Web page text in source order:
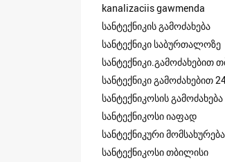
kanalizaciis gawmenda
სანტექნიკის გამოძახება
სანტექნიკი საბურთალოზე
სანტექნიკი.გამოძახებით
სანტექნიკი გამოძახებით
სანტექნიკოსის გამოძახება
სანტექნიკოსი იაფად
სანტექნიკური მომსახურება
სანტექნიკოსი თბილისი